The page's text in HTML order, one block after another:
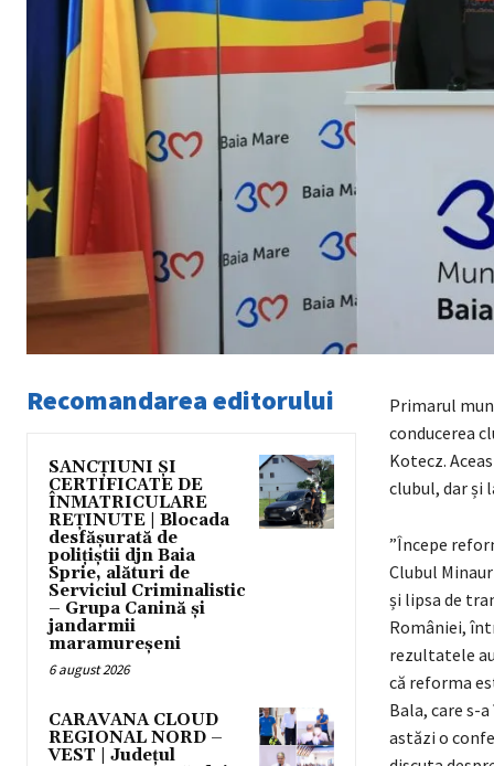
Recomandarea editorului
SANCȚIUNI ȘI
CERTIFICATE DE
ÎNMATRICULARE
REȚINUTE | Blocada
desfășurată de
polițiștii djn Baia
Sprie, alături de
Serviciul Criminalistic
– Grupa Canină și
jandarmii
maramureșeni
6 august 2026
CARAVANA CLOUD
REGIONAL NORD –
VEST | Județul
Primarul
conducerea
Kotecz.
clubul, dar și
”Începe
Clubul
și lipsa de
României,
rezultatele
că reforma
Bala, care s-
astăzi o